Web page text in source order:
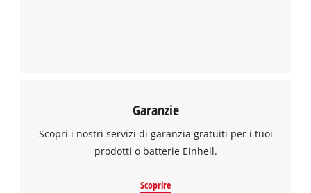
Garanzie
Scopri i nostri servizi di garanzia gratuiti per i tuoi
prodotti o batterie Einhell.
Scoprire